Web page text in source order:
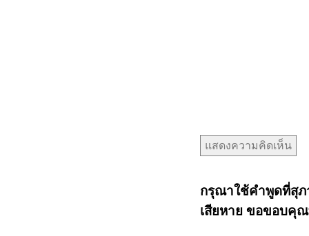
กรุณาใช้คำพูดที่สุภ
เสียหาย ขอขอบคุ